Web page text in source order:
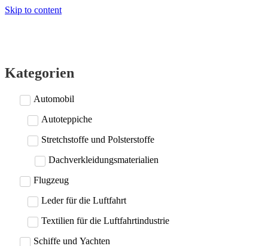
Skip to content
Kategorien
Automobil
Autoteppiche
Stretchstoffe und Polsterstoffe
Dachverkleidungsmaterialien
Flugzeug
Leder für die Luftfahrt
Textilien für die Luftfahrtindustrie
Schiffe und Yachten